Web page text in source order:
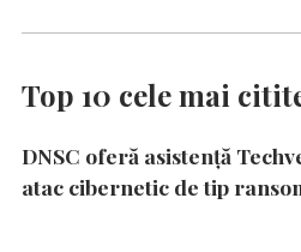
Top 10 cele mai
DNSC oferă asistență
atac cibernetic de tip